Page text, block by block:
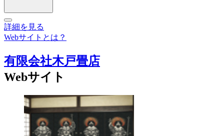
詳細を見る
Webサイトとは？
有限会社木戸畳店
Webサイト